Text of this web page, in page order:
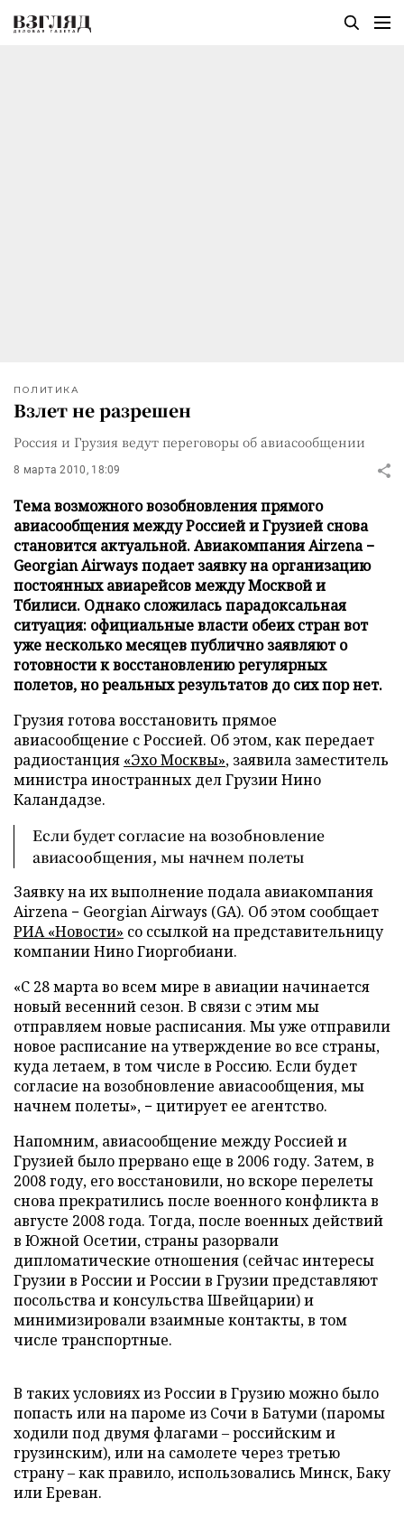
ПОЛИТИКА
Взлет не разрешен
Россия и Грузия ведут переговоры об авиасообщении
8 марта 2010, 18:09
Тема возможного возобновления прямого
авиасообщения между Россией и Грузией снова
становится актуальной. Авиакомпания Airzena −
Georgian Airways подает заявку на организацию
постоянных авиарейсов между Москвой и
Тбилиси. Однако сложилась парадоксальная
ситуация: официальные власти обеих стран вот
уже несколько месяцев публично заявляют о
готовности к восстановлению регулярных
полетов, но реальных результатов до сих пор нет.
Грузия готова восстановить прямое
авиасообщение с Россией. Об этом, как передает
радиостанция «Эхо Москвы», заявила заместитель
министра иностранных дел Грузии Нино
Каландадзе.
Если будет согласие на возобновление
авиасообщения, мы начнем полеты
Заявку на их выполнение подала авиакомпания
Airzena − Georgian Airways (GA). Об этом сообщает
РИА «Новости» со ссылкой на представительницу
компании Нино Гиоргобиани.
«С 28 марта во всем мире в авиации начинается
новый весенний сезон. В связи с этим мы
отправляем новые расписания. Мы уже отправили
новое расписание на утверждение во все страны,
куда летаем, в том числе в Россию. Если будет
согласие на возобновление авиасообщения, мы
начнем полеты», − цитирует ее агентство.
Напомним, авиасообщение между Россией и
Грузией было прервано еще в 2006 году. Затем, в
2008 году, его восстановили, но вскоре перелеты
снова прекратились после военного конфликта в
августе 2008 года. Тогда, после военных действий
в Южной Осетии, страны разорвали
дипломатические отношения (сейчас интересы
Грузии в России и России в Грузии представляют
посольства и консульства Швейцарии) и
минимизировали взаимные контакты, в том
числе транспортные.
В таких условиях из России в Грузию можно было
попасть или на пароме из Сочи в Батуми (паромы
ходили под двумя флагами – российским и
грузинским), или на самолете через третью
страну – как правило, использовались Минск, Баку
или Ереван.